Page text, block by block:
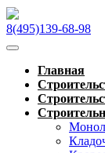
8(495)139-68-98
Главная